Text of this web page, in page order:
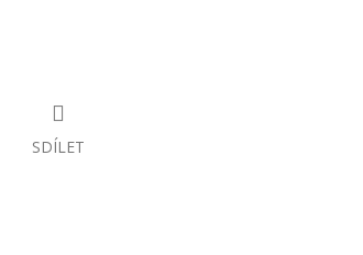
SDÍLET